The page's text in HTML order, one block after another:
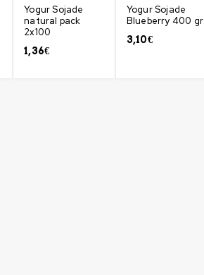
Yogur Sojade
natural pack
2x100
1,36€
Yogur Sojade
Blueberry 400 gr
3,10€